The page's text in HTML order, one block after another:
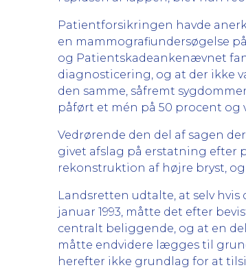
Patientforsikringen havde
en mammografiundersøgelse
og Patientskadeankenævnet
diagnosticering, og at der ikke
den samme, såfremt
påført et mén på 50 procent og
Vedrørende den del af sagen
givet afslag på erstatning efter
rekonstruktion af højre bryst,
Landsretten udtalte, at selv
januar 1993, måtte det efter
centralt beliggende, og at en
måtte endvidere lægges til
herefter ikke grundlag for at